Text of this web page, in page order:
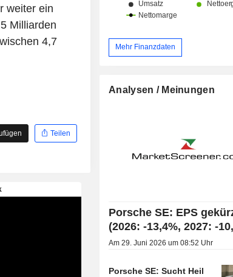
weiter ein
Milliarden
4,7
Teilen
Mehr Finanzdaten
Analysen / Meinungen
Porsche SE: EPS
(2026: -13,4%, 2027: -
Am 29. Juni 2026 um 08:52 Uhr
Porsche SE: Sucht Heil